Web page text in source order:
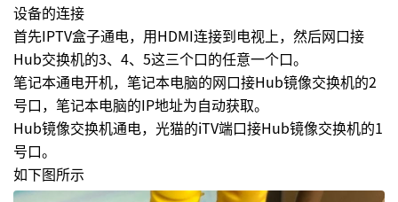
设备的连接
首先IPTV盒子通电，用HDMI连接到电视上，然后网口接
Hub交换机的3、4、5这三个口的任意一个口。
笔记本通电开机，笔记本电脑的网口接Hub镜像交换机的2
号口，笔记本电脑的IP地址为自动获取。
Hub镜像交换机通电，光猫的iTV端口接Hub镜像交换机的1
号口。
如下图所示